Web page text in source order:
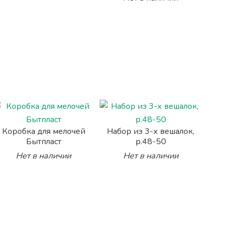
Коробка для мелочей
Бытпласт
Нет в наличии
Набор из 3-х вешалок,
р.48-50
Нет в наличии